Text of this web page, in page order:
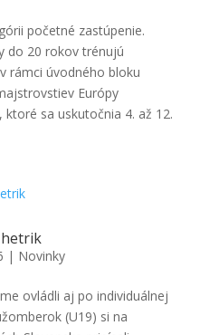
početné zastúpenie.
do 20 rokov trénujú
rámci úvodného bloku
Európy
sa uskutočnia 4. až 12.
| Novinky
ovládli aj po individuálnej
(U19) si na